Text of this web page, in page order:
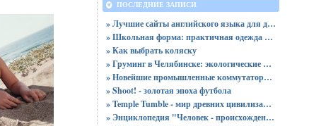
ПОСЛЕДНИЕ ЗАПИСИ
» Лучшие сайты английского языка для детей
» Школьная форма: практичная одежда для девочек и мальчиков на любой возраст и размер
» Как выбрать коляску
» Груминг в Челябинске: экологические шрамы и неожиданные вызовы
» Новейшие промышленные коммутаторы Eltex
» Shoot! - золотая эпоха футбола
» Temple Tumble - мир древних цивилизаций
» Энциклопедия "Человек - происхождение и устройство"